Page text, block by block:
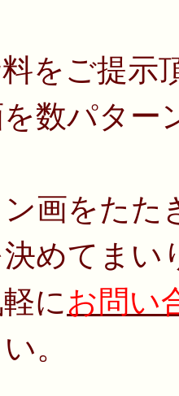
をご提示
数パター
画をたた
めてまい
にお問い
。